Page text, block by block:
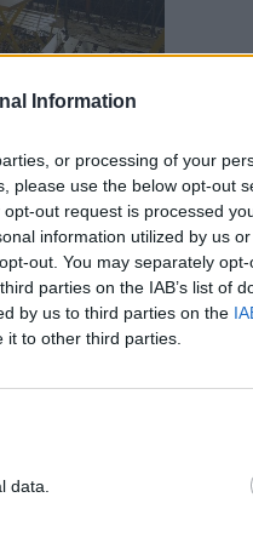
Information
or processing of your
please use the below opt-out
out request is processed
information utilized by us
out. You may separately
parties on the IAB’s list of
by us to third parties on the
to other third parties.
data.
fermerà il